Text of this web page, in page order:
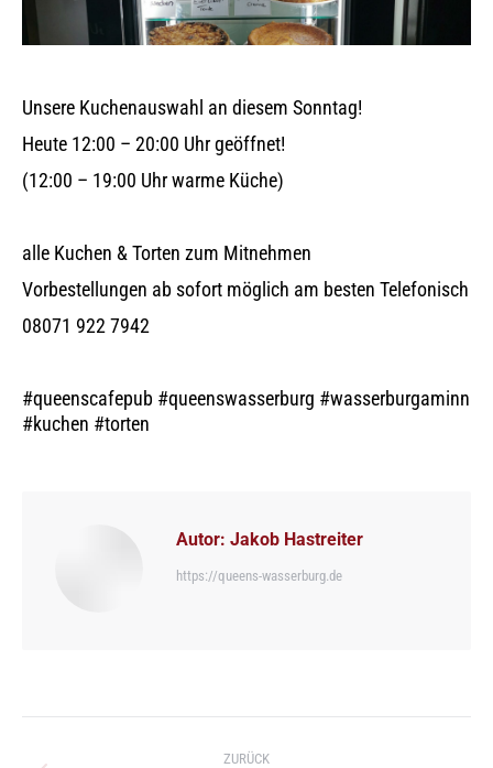
Unsere Kuchenauswahl an diesem Sonntag!
Heute 12:00 – 20:00 Uhr geöffnet!
(12:00 – 19:00 Uhr warme Küche)
alle Kuchen & Torten zum Mitnehmen
Vorbestellungen ab sofort möglich am besten Telefonisch
08071 922 7942
#queenscafepub #queenswasserburg #wasserburgaminn
#kuchen #torten
Autor: Jakob Hastreiter
https://queens-wasserburg.de
ZURÜCK